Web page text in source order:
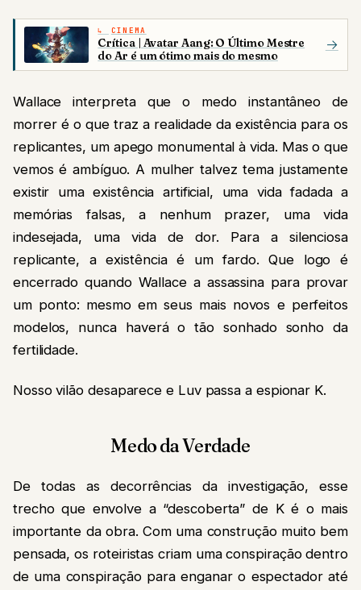
CINEMA
Crítica | Avatar Aang: O Último Mestre
do Ar é um ótimo mais do mesmo
→
Wallace interpreta que o medo instantâneo de
morrer é o que traz a realidade da existência para os
replicantes, um apego monumental à vida. Mas o que
vemos é ambíguo. A mulher talvez tema justamente
existir uma existência artificial, uma vida fadada a
memórias falsas, a nenhum prazer, uma vida
indesejada, uma vida de dor. Para a silenciosa
replicante, a existência é um fardo. Que logo é
encerrado quando Wallace a assassina para provar
um ponto: mesmo em seus mais novos e perfeitos
modelos, nunca haverá o tão sonhado sonho da
fertilidade.
Nosso vilão desaparece e Luv passa a espionar K.
Medo da Verdade
De todas as decorrências da investigação, esse
trecho que envolve a “descoberta” de K é o mais
importante da obra. Com uma construção muito bem
pensada, os roteiristas criam uma conspiração dentro
de uma conspiração para enganar o espectador até